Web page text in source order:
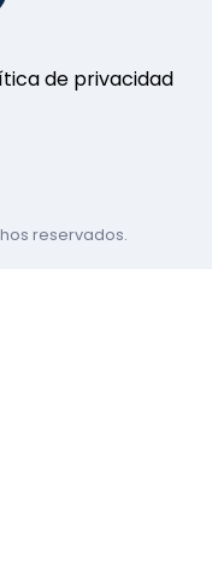
de privacidad
reservados.